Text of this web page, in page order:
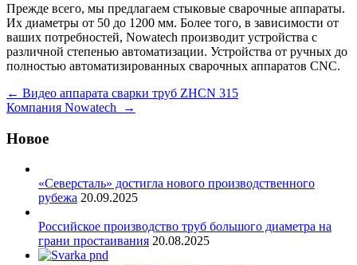
Прежде всего, мы предлагаем стыковые сварочные аппараты.
Их диаметры от 50 до 1200 мм. Более того, в зависимости от
ваших потребностей, Nowatech производит устройства с
различной степенью автоматизации. Устройства от ручных до
полностью автоматизированных сварочных аппаратов CNC.
Навигация
по
записям
← Видео аппарата сварки труб ZHCN 315
Компания Nowatech
→
Новое
«Северсталь» достигла нового производственного
рубежа 20.09.2025
Российское производство труб большого диаметра на
грани простаивания 20.08.2025